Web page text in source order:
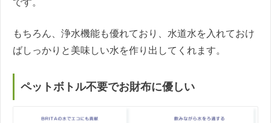
です。
もちろん、浄水機能も優れており、水道水を入れておけ
ばしっかりと美味しい水を作り出してくれます。
ペットボトル不要でお財布に優しい